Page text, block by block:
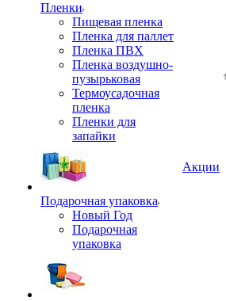
Пленки
Пищевая пленка
Пленка для паллет
Пленка ПВХ
Пленка воздушно-
пузырьковая
Термоусадочная
пленка
Пленки для
запайки
Подарочная упаковка
Новый Год
Подарочная
упаковка
Акции